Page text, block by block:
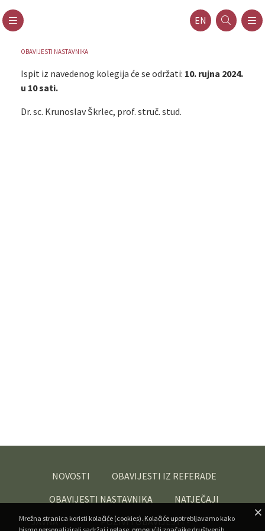
EN
OBAVIJESTI NASTAVNIKA
Ispit iz navedenog kolegija će se održati: 10. rujna 2024.
u 10 sati.
Dr. sc. Krunoslav Škrlec, prof. struč. stud.
NOVOSTI
OBAVIJESTI IZ REFERADE
OBAVIJESTI NASTAVNIKA
NATJEČAJI
JAVNA
POZIVI I OBAVIJESTI -
Mrežna stranica koristi kolačiće (cookies). Kolačiće upotrebljavamo kako